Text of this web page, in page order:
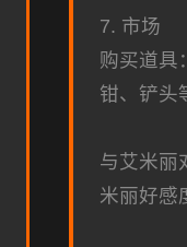
7. 市场
购买道具
钳、铲头
与艾米丽
米丽好感